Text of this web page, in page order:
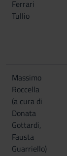
Ferrari
Tullio
Massimo
Roccella
(a cura di
Donata
Gottardi,
Fausta
Guarriello)